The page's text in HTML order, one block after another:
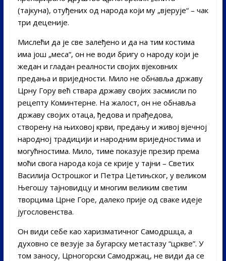
(тајкуна), отуђених од народа који му „вјерује“ – чак
три деценије.
Мислећи да је све залеђено и да на тим костима
има још „меса“, он не води бригу о народу који је
жедан и гладан реалности својих вјековних
предања и вриједности. Мило не обнавља државу
Црну Гору већ ствара државу својих засмисли по
рецепту Коминтерне. На жалост, он не обнавља
државу својих отаца, ђедова и прађедова,
створену на њиховој крви, предању и живој вјечној
народној традицији и народним вриједностима и
могућностима. Мило, тиме показује презир према
моћи свога народа која се крије у тајни – Светих
Василија Острошког и Петра Цетињског, у великом
Његошу тајновидцу и многим великим светим
творцима Црне Горе, далеко прије од сваке идеје
југословенства.
Он види себе као харизматичног Самодршца, а
духовно се везује за бугарску метастазу “цркве”. У
том заносу, Црногорски Самодржац, не види да се